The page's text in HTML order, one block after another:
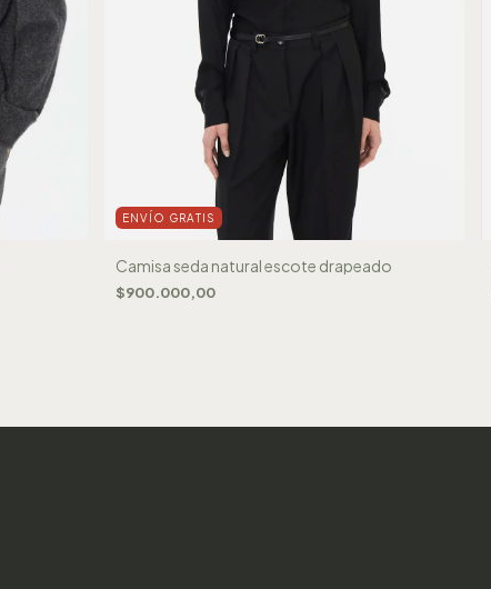
ENVÍO GRATIS
Camisa seda natural escote drapeado
$900.000,00